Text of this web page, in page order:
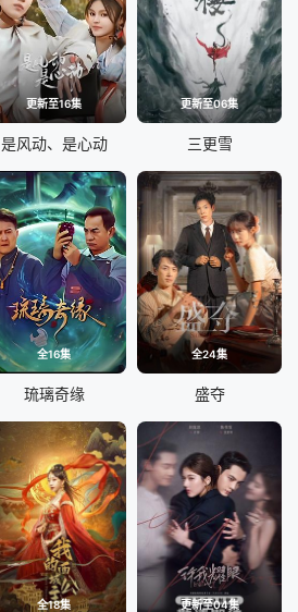
更新至16集
是风动、是心动
更新至06集
三更雪
全16集
琉璃奇缘
全24集
盛夺
全18集 更新至04集